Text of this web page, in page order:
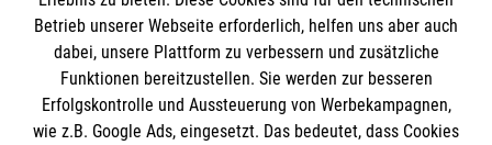
IBAN: DE10 3706 0120 1201 2000 12
BIC: GENODED 1PA7
Betrieb unserer Webseite erforderlich, helfen uns aber auch
dabei, unsere Plattform zu verbessern und zusätzliche
Funktionen bereitzustellen. Sie werden zur besseren
Erfolgskontrolle und Aussteuerung von Werbekampagnen,
wie z.B. Google Ads, eingesetzt. Das bedeutet, dass Cookies